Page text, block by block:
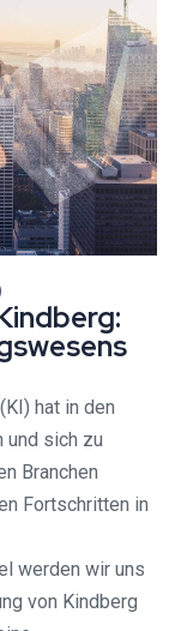
hat in den
und sich zu
Branchen
Fortschritten in
werden wir uns
von Kindberg